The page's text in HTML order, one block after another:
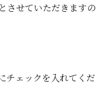
させていただきますの
ェックを入れてくだ